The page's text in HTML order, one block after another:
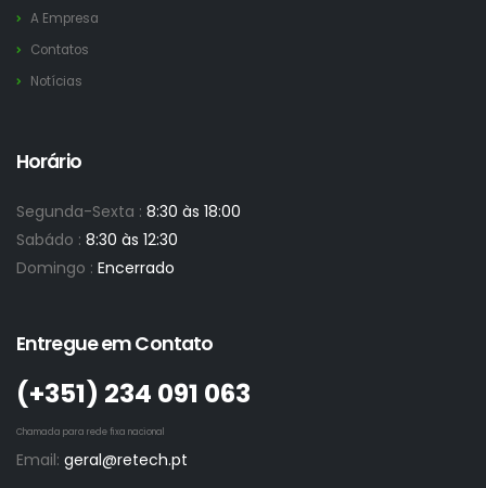
A Empresa
Contatos
Notícias
Horário
Segunda-Sexta : 8:30 às 18:00
Sabádo : 8:30 às 12:30
Domingo : Encerrado
Entregue em Contato
(+351)­ 234 091 063
Chamada para rede fixa nacional
Email: geral@retech.pt